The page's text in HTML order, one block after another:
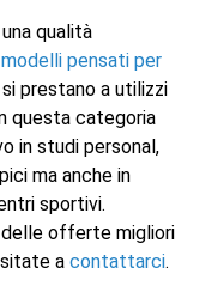
qualità
modelli pensati per
prestano a utilizzi
questa categoria
in studi personal,
ma anche in
sportivi.
offerte migliori
a contattarci.